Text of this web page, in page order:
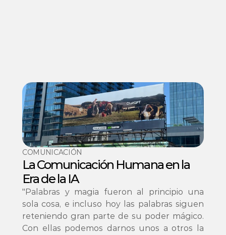
COMUNICACIÓN
La Comunicación Humana en la
Era de la IA
"Palabras y magia fueron al principio una
sola cosa, e incluso hoy las palabras siguen
reteniendo gran parte de su poder mágico.
Con ellas podemos darnos unos a otros la